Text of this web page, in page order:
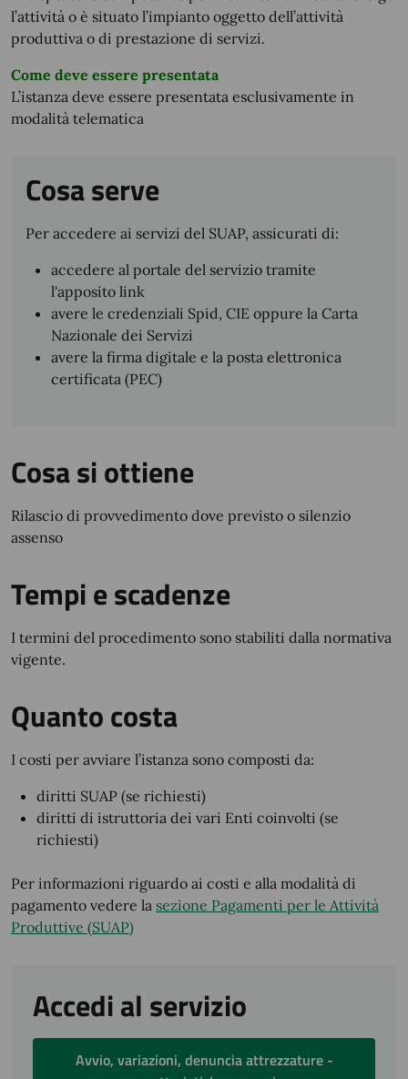
l’attività o è situato l’impianto oggetto dell’attività
produttiva o di prestazione di servizi.
Come deve essere presentata
L’istanza deve essere presentata esclusivamente in
modalità telematica
Cosa serve
Per accedere ai servizi del SUAP, assicurati di:
accedere al portale del servizio tramite
l'apposito link
avere le credenziali Spid, CIE oppure la Carta
Nazionale dei Servizi
avere la firma digitale e la posta elettronica
certificata (PEC)
Cosa si ottiene
Rilascio di provvedimento dove previsto o silenzio
assenso
Tempi e scadenze
I termini del procedimento sono stabiliti dalla normativa
vigente.
Quanto costa
I costi per avviare l’istanza sono composti da:
diritti SUAP (se richiesti)
diritti di istruttoria dei vari Enti coinvolti (se
richiesti)
Per informazioni riguardo ai costi e alla modalità di
pagamento vedere la sezione Pagamenti per le Attività
Produttive (SUAP)
Accedi al servizio
Avvio, variazioni, denuncia attrezzature -